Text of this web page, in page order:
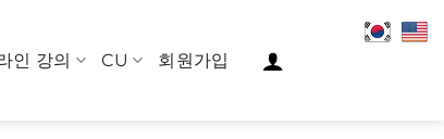
인 강의 CU 회원가입